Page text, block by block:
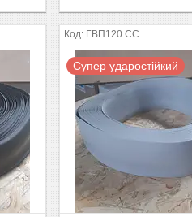
ГВП120 СС
Cупер ударостійкий